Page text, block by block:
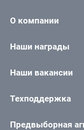
О компании
Наши награды
Наши вакансии
Техподдержка
Предвыборная